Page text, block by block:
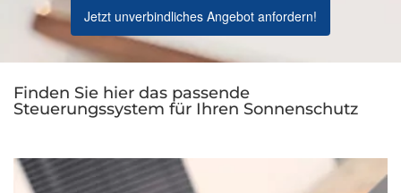
Jetzt unverbindliches Angebot anfordern!
Finden Sie hier das passende
Steuerungssystem für Ihren Sonnenschutz